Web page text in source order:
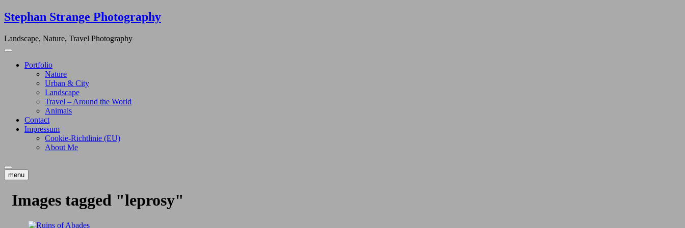
Skip
to
Stephan Strange Photography
Landscape, Nature, Travel Photography
Portfolio
Nature
Urban & City
Landscape
Travel – Around the World
Animals
Contact
Impressum
Cookie-Richtlinie (EU)
About Me
menu
Images tagged "leprosy"